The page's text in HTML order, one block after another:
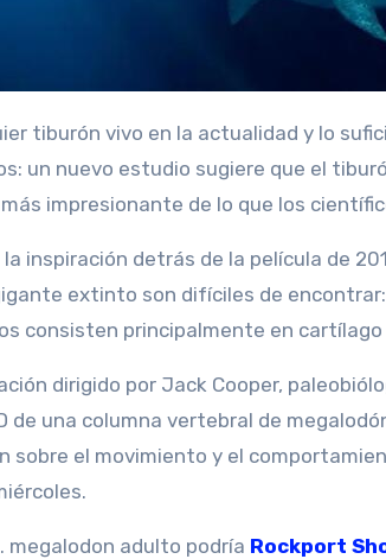
un nuevo estudio sugiere que el
impresionante de lo que los
inspiración detrás de la película de
extinto son difíciles de
consisten principalmente en
dirigido por Jack Cooper,
de una columna vertebral de
sobre el movimiento y el
megalodon adulto podría Rockport